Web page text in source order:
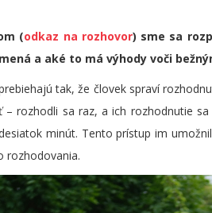
(odkaz na rozhovor) sme sa
a aké to má výhody voči
tak, že človek spraví
rozhodli sa raz, a ich rozhodnutie
minút. Tento prístup im
rozhodovania.